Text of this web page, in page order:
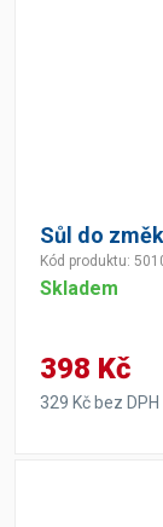
Sůl do
Kód produktu:
Skladem
398 Kč
329 Kč bez DPH